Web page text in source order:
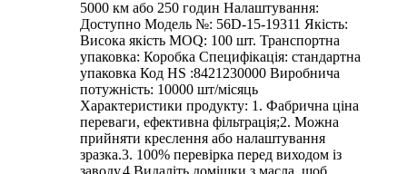
5000 км або 250 годин Налаштування:
Доступно Модель №: 56D-15-19311 Якість:
Висока якість MOQ: 100 шт. Транспортна
упаковка: Коробка Специфікація: стандартна
упаковка Код HS :8421230000 Виробнича
потужність: 10000 шт/місяць
Характеристики продукту: 1. Фабрична ціна
переваги, ефективна фільтрація;2. Можна
прийняти креслення або налаштування
зразка.3. 100% перевірка перед виходом із
заводу.4.Видаліть домішки з масла, щоб